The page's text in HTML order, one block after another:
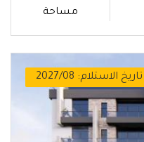
مساحة
تاريخ الاستلام: 2027/08